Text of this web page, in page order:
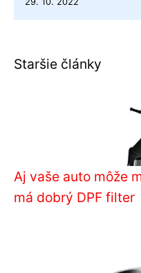
Staršie články
Aj vaše auto môže
má dobrý DPF filter